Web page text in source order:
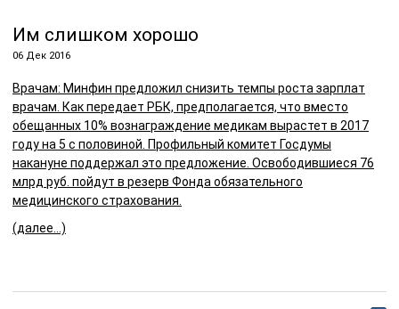
Им слишком хорошо
06 Дек 2016
Врачам: Минфин предложил снизить темпы роста зарплат
врачам. Как передает РБК, предполагается, что вместо
обещанных 10% вознаграждение медикам вырастет в 2017
году на 5 с половиной. Профильный комитет Госдумы
накануне поддержал это предложение. Освободившиеся 76
млрд руб. пойдут в резерв Фонда обязательного
медицинского страхования.
(далее…)